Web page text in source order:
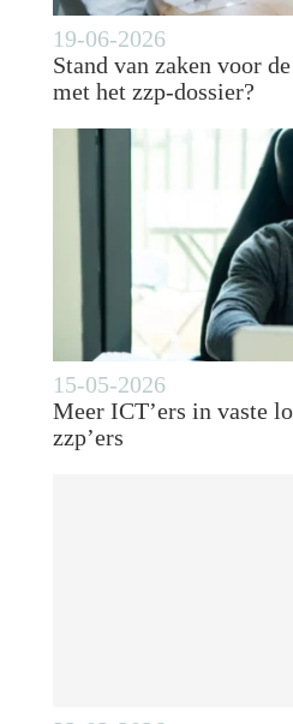
19-06-2026
Stand van zaken voor
met het zzp-dossier?
15-05-2026
Meer ICT’ers in vaste
zzp’ers